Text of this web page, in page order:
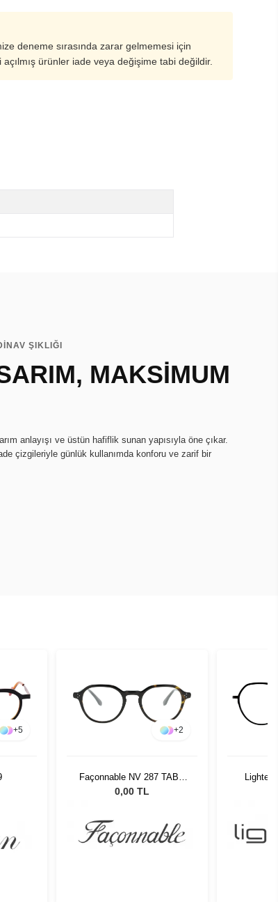
deneme sırasında zarar gelmemesi için
açılmış ürünler iade veya değişime tabi değildir.
ŞIKLIĞI
MAKSİMUM
anlayışı ve üstün hafiflik sunan yapısıyla öne çıkar.
çizgileriyle günlük kullanımda konforu ve zarif bir
+5 +2
Façonnable NV 287 TABR
49
0,00 TL
Lightec